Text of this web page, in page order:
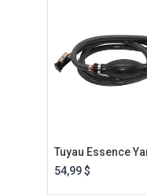
Tuyau Essence
54,99$